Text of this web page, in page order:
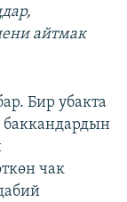
айтмак
Бир убакта
чак